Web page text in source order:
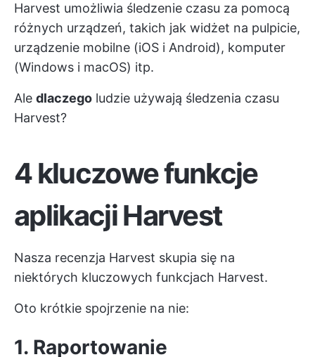
Harvest umożliwia śledzenie czasu za pomocą
różnych urządzeń, takich jak widżet na pulpicie,
urządzenie mobilne (iOS i Android), komputer
(Windows i macOS) itp.
Ale dlaczego ludzie używają śledzenia czasu
Harvest?
4 kluczowe funkcje
aplikacji Harvest
Nasza recenzja Harvest skupia się na
niektórych kluczowych funkcjach Harvest.
Oto krótkie spojrzenie na nie:
1. Raportowanie